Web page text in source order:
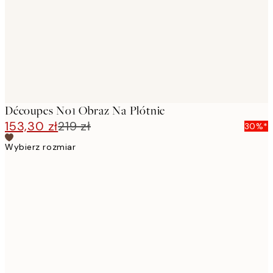
Découpes No1 Obraz Na Płótnie
153,30 zł219 zł
30%*
Wybierz rozmiar